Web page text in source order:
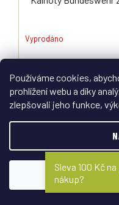
Používáme cookies,
prohlížení webu a díky
zlepšovali jeho funkce,
Vyprodáno
599 Kč
Originální zateplené
používané jednotkami
Sleva 100 Kč
nákup?